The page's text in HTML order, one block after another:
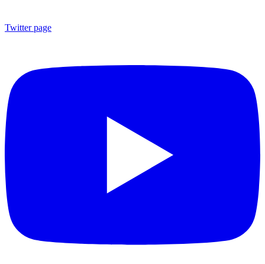
Twitter page